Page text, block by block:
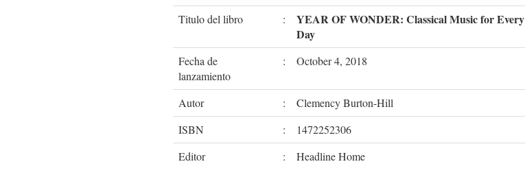
Titulo del libro :
YEAR OF WONDER: Classical Music for Every
Day
Fecha de
lanzamiento
: October 4, 2018
Autor :
Clemency Burton-Hill
ISBN
:
1472252306
Editor
: Headline Home